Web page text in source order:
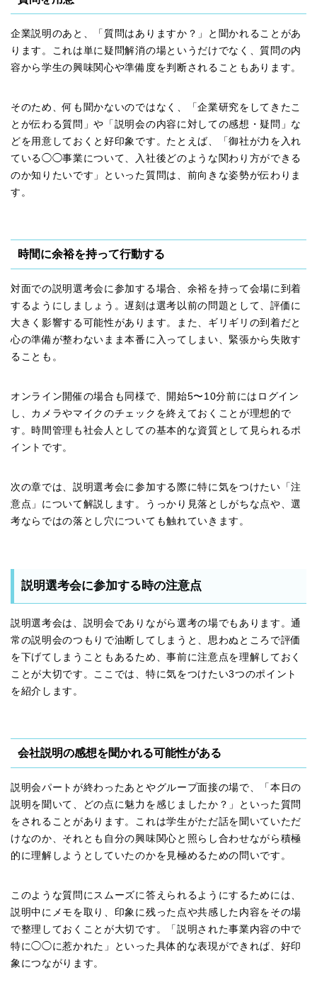
企業説明のあと、「質問はありますか？」と聞かれることがあ
ります。これは単に疑問解消の場というだけでなく、質問の内
容から学生の興味関心や準備度を判断されることもあります。
そのため、何も聞かないのではなく、「企業研究をしてきたこ
とが伝わる質問」や「説明会の内容に対しての感想・疑問」な
どを用意しておくと好印象です。たとえば、「御社が力を入れ
ている◯◯事業について、入社後どのような関わり方ができる
のか知りたいです」といった質問は、前向きな姿勢が伝わりま
す。
時間に余裕を持って行動する
対面での説明選考会に参加する場合、余裕を持って会場に到着
するようにしましょう。遅刻は選考以前の問題として、評価に
大きく影響する可能性があります。また、ギリギリの到着だと
心の準備が整わないまま本番に入ってしまい、緊張から失敗す
ることも。
オンライン開催の場合も同様で、開始5〜10分前にはログイン
し、カメラやマイクのチェックを終えておくことが理想的で
す。時間管理も社会人としての基本的な資質として見られるポ
イントです。
次の章では、説明選考会に参加する際に特に気をつけたい「注
意点」について解説します。うっかり見落としがちな点や、選
考ならではの落とし穴についても触れていきます。
説明選考会に参加する時の注意点
説明選考会は、説明会でありながら選考の場でもあります。通
常の説明会のつもりで油断してしまうと、思わぬところで評価
を下げてしまうこともあるため、事前に注意点を理解しておく
ことが大切です。ここでは、特に気をつけたい3つのポイント
を紹介します。
会社説明の感想を聞かれる可能性がある
説明会パートが終わったあとやグループ面接の場で、「本日の
説明を聞いて、どの点に魅力を感じましたか？」といった質問
をされることがあります。これは学生がただ話を聞いていただ
けなのか、それとも自分の興味関心と照らし合わせながら積極
的に理解しようとしていたのかを見極めるための問いです。
このような質問にスムーズに答えられるようにするためには、
説明中にメモを取り、印象に残った点や共感した内容をその場
で整理しておくことが大切です。「説明された事業内容の中で
特に◯◯に惹かれた」といった具体的な表現ができれば、好印
象につながります。